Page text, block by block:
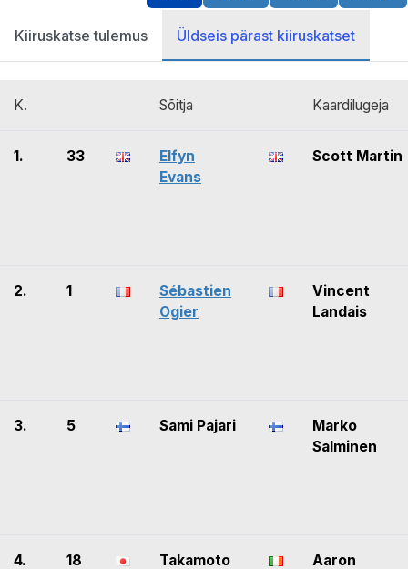
Kiiruskatse tulemus Üldseis pärast kiiruskatset
K. Sõitja Kaardilugeja
1. 33
Elfyn
Evans
Scott Martin
2. 1
Sébastien
Ogier
Vincent
Landais
3. 5 Sami Pajari
Marko
Salminen
4. 18 Takamoto Aaron